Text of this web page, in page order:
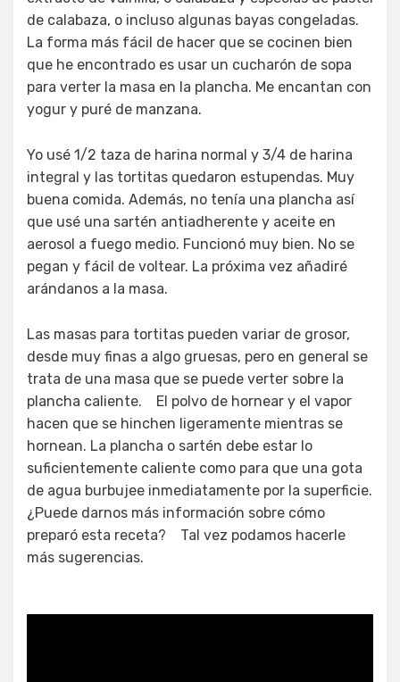
de calabaza, o incluso algunas bayas congeladas.
La forma más fácil de hacer que se cocinen bien
que he encontrado es usar un cucharón de sopa
para verter la masa en la plancha. Me encantan con
yogur y puré de manzana.
Yo usé 1/2 taza de harina normal y 3/4 de harina
integral y las tortitas quedaron estupendas. Muy
buena comida. Además, no tenía una plancha así
que usé una sartén antiadherente y aceite en
aerosol a fuego medio. Funcionó muy bien. No se
pegan y fácil de voltear. La próxima vez añadiré
arándanos a la masa.
Las masas para tortitas pueden variar de grosor,
desde muy finas a algo gruesas, pero en general se
trata de una masa que se puede verter sobre la
plancha caliente. El polvo de hornear y el vapor
hacen que se hinchen ligeramente mientras se
hornean. La plancha o sartén debe estar lo
suficientemente caliente como para que una gota
de agua burbujee inmediatamente por la superficie.
¿Puede darnos más información sobre cómo
preparó esta receta? Tal vez podamos hacerle
más sugerencias.